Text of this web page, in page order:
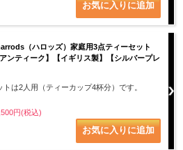
（ハロッズ）家庭用3点ティーセット
ンティーク】【イギリス製】【シルバープレ
トは2人用（ティーカップ4杯分）です。
円(税込)